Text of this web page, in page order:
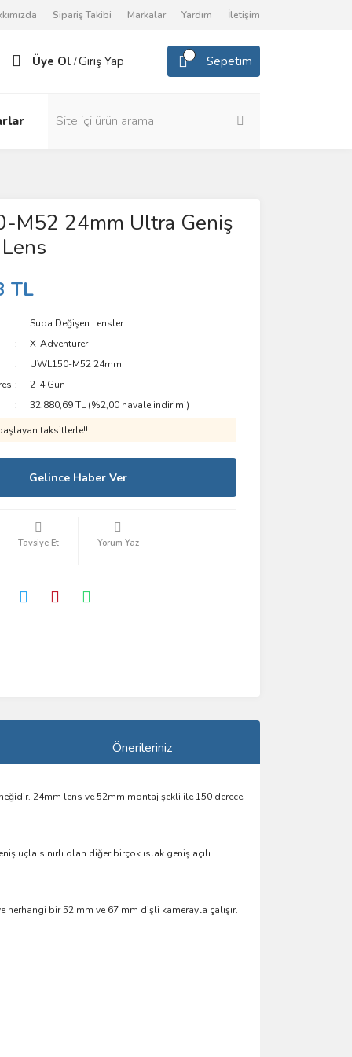
Sipariş Takibi Markalar Yardım İletişim
Üye Ol /Giriş Yap Sepetim
M52 24mm Ultra Geniş
TL
Suda Değişen Lensler
X-Adventurer
UWL150-M52 24mm
2-4 Gün
32.880,69 TL (%2,00 havale indirimi)
taksitlerle!!
Gelince Haber Ver
Tavsiye Et Yorum Yaz
Önerileriniz
24mm lens ve 52mm montaj şekli ile 150 derece
uçla sınırlı olan diğer birçok ıslak geniş açılı
bir 52 mm ve 67 mm dişli kamerayla çalışır.